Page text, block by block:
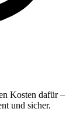
Kosten dafür –
und sicher.